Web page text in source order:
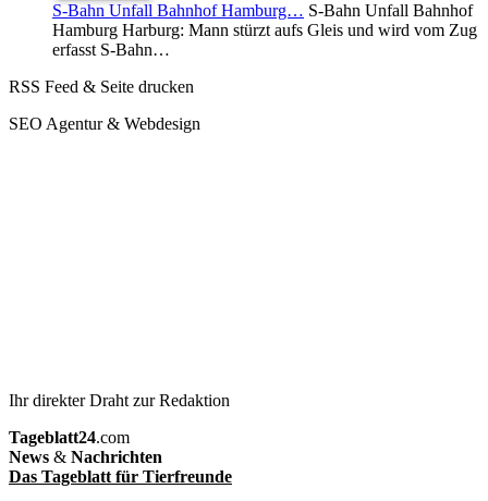
S-Bahn Unfall Bahnhof Hamburg… S-Bahn Unfall Bahnhof
Hamburg Harburg: Mann stürzt aufs Gleis und wird vom Zug
erfasst S-Bahn…
RSS Feed & Seite drucken
SEO Agentur & Webdesign
Ihr direkter Draht zur Redaktion
Tageblatt24.com
News & Nachrichten
Das Tageblatt für Tierfreunde